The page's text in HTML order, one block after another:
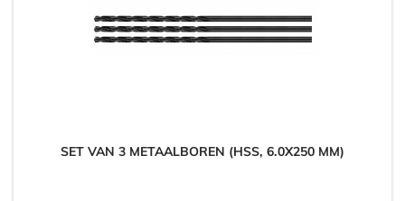
SET VAN 3 METAALBOREN (HSS, 6.0X250 MM)